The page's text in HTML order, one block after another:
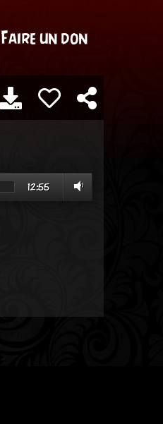
Faire un don
12:55